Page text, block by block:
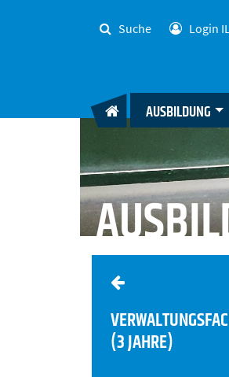
Suche Login
AUSBILDUNG
(3 JAHRE)